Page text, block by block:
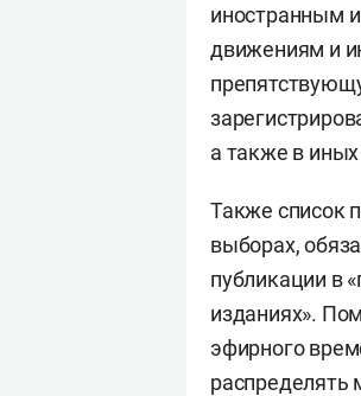
иностранным
движениям и
а также в
Также список
выборах,
публикации в
изданиях».
эфирного
распределять